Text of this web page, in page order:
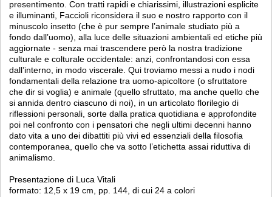
presentimento. Con tratti rapidi e chiarissimi, illustrazioni esplicite
e illuminanti, Faccioli riconsidera il suo e nostro rapporto con il
minuscolo insetto (che è pur sempre l’animale studiato più a
fondo dall’uomo), alla luce delle situazioni ambientali ed etiche più
aggiornate - senza mai trascendere però la nostra tradizione
culturale e colturale occidentale: anzi, confrontandosi con essa
dall’interno, in modo viscerale. Qui troviamo messi a nudo i nodi
fondamentali della relazione tra uomo-apicoltore (o sfruttatore
che dir si voglia) e animale (quello sfruttato, ma anche quello che
si annida dentro ciascuno di noi), in un articolato florilegio di
riflessioni personali, sorte dalla pratica quotidiana e approfondite
poi nel confronto con i pensatori che negli ultimi decenni hanno
dato vita a uno dei dibattiti più vivi ed essenziali della filosofia
contemporanea, quello che va sotto l’etichetta assai riduttiva di
animalismo.
Presentazione di Luca Vitali
formato: 12,5 x 19 cm, pp. 144, di cui 24 a colori